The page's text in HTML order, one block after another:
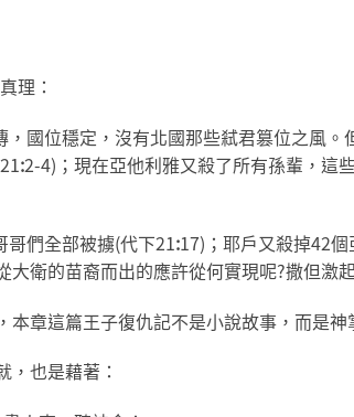
理：
國位穩定，沒有北國那些弒君篡位之風
:2-4)；現在亞他利雅又殺了所有孫輩，這
們全部被擄(代下21:17)；耶戶又殺掉42
衛的苗裔而出的應許從何實現呢?撒但激
章這篇王子復仇記不是小說故事，而是神
也是藉著：